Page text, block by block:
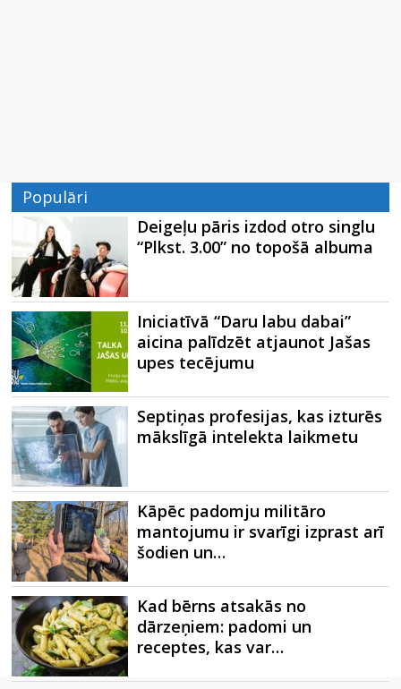
Populāri
Deigeļu pāris izdod otro singlu
“Plkst. 3.00” no topošā albuma
Iniciatīvā “Daru labu dabai”
aicina palīdzēt atjaunot Jašas
upes tecējumu
Septiņas profesijas, kas izturēs
mākslīgā intelekta laikmetu
Kāpēc padomju militāro
mantojumu ir svarīgi izprast arī
šodien un…
Kad bērns atsakās no
dārzeņiem: padomi un
receptes, kas var…